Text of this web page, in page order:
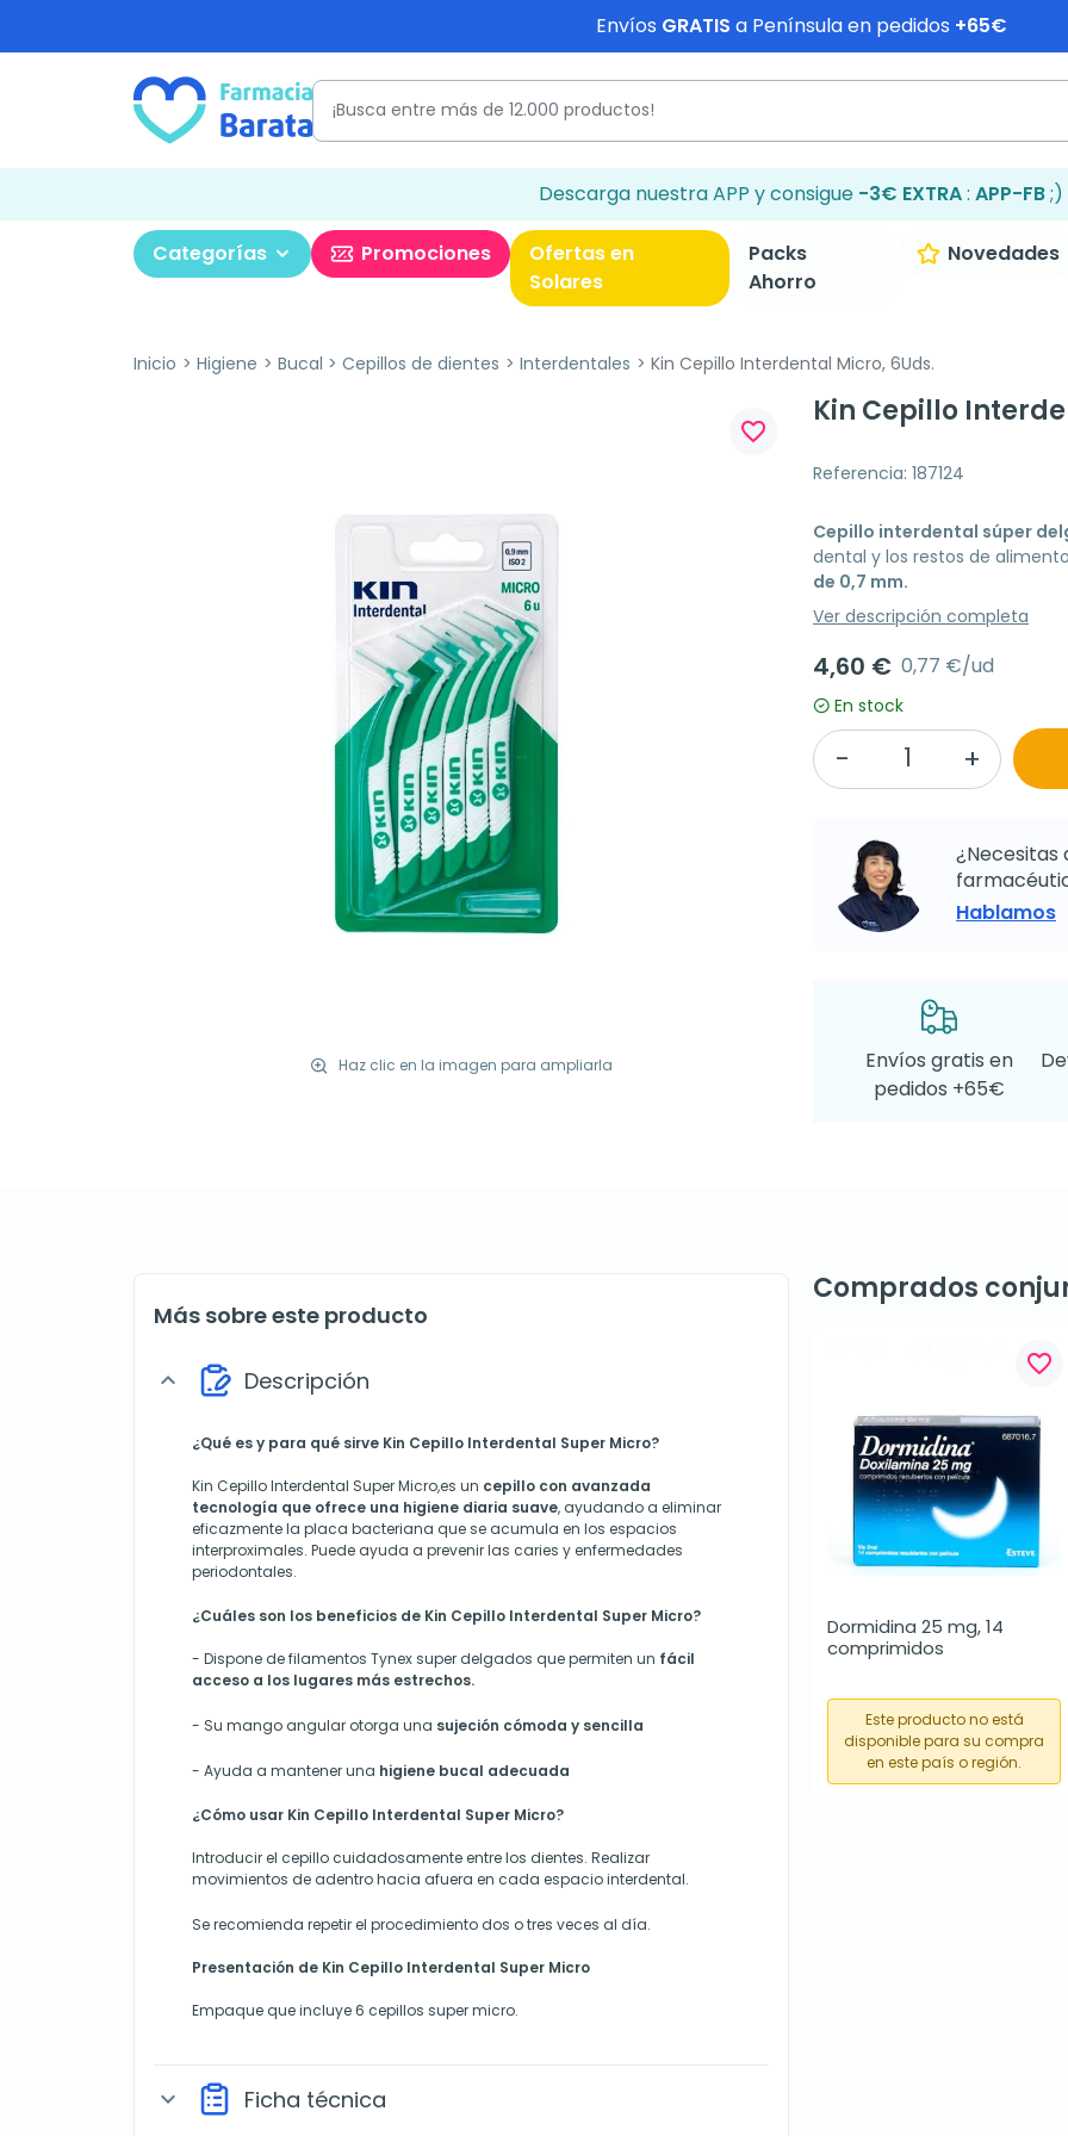
Envíos GRATIS a Península en pedidos +65€
Descarga nuestra APP y consigue -3€ EXTRA: APP-FB;)
Categorías Promociones
Ofertas en
Solares
Packs
Ahorro
Novedades
Inicio Higiene Bucal Cepillos de dientes Interdentales Kin Cepillo Interdental Micro, 6Uds.
Haz clic en la imagen para ampliarla
favorite_border
Kin Cepillo
Referencia: 187124
Cepillo interdental súper
dental y los restos de
de 0,7 mm.
Ver descripción completa
4,60 € 0,77 €/ud
En stock
¿Necesitas
Hablamos
Envíos gratis en
pedidos +65€
Más sobre este producto
expand_more Descripción
¿Qué es y para qué sirve Kin Cepillo Interdental Super Micro?
Kin Cepillo Interdental Super Micro,es un cepillo con avanzada
tecnología que ofrece una higiene diaria suave, ayudando a eliminar
eficazmente la placa bacteriana que se acumula en los espacios
interproximales. Puede ayuda a prevenir las caries y enfermedades
periodontales.
¿Cuáles son los beneficios de Kin Cepillo Interdental Super Micro?
- Dispone de filamentos Tynex super delgados que permiten un fácil
acceso a los lugares más estrechos.
- Su mango angular otorga una sujeción cómoda y sencilla
- Ayuda a mantener una higiene bucal adecuada
¿Cómo usar Kin Cepillo Interdental Super Micro?
Introducir el cepillo cuidadosamente entre los dientes. Realizar
movimientos de adentro hacia afuera en cada espacio interdental.
Se recomienda repetir el procedimiento dos o tres veces al día.
Presentación de Kin Cepillo Interdental Super Micro
Empaque que incluye 6 cepillos super micro.
expand_more Ficha técnica
Comprados
favorite_border
Dormidina 25 mg, 14
comprimidos
Este producto no está
disponible para su compra
en este país o región.